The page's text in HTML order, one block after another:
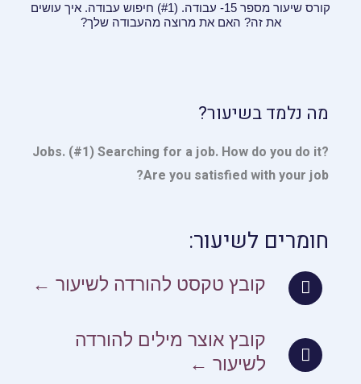
קורס שיעור מספר 15- עבודה. (#1) חיפוש עבודה. איך עושים
את זה? האם את מרוצה מהעבודה שלך?
מה נלמד בשיעור?
Jobs. (#1) Searching for a job. How do you do it?
Are you satisfied with your job?
חומרים לשיעור:
קובץ טקסט להורדה לשיעור ←
קובץ אוצר מילים להורדה
לשיעור ←